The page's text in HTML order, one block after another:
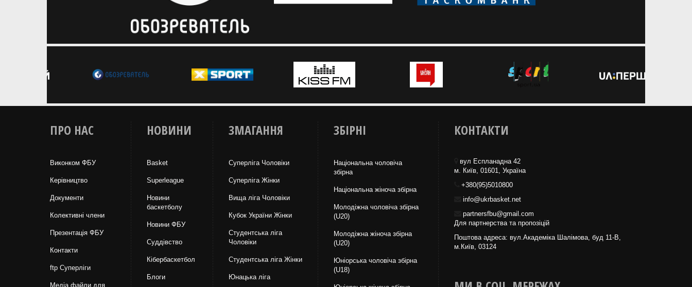
ПРО НАС
Виконком ФБУ
Керівництво
Документи
Колективні члени
Презентація ФБУ
Контакти
ftp Суперліги
Медіа файли для
НОВИНИ
Basket
Superleague
Новини
баскетболу
Новини ФБУ
Суддівство
Кібербаскетбол
Блоги
ЗМАГАННЯ
Суперліга Чоловіки
Суперліга Жінки
Вища лiга Чоловіки
Кубок України Жінки
Студентська ліга
Чоловiки
Студентська ліга Жінки
Юнацька ліга
ЗБІРНІ
Національна чоловіча
збірна
Національна жiноча збірна
Молодіжна чоловіча збірна
(U20)
Молодіжна жіноча збірна
(U20)
Юніорська чоловіча збірна
(U18)
КОНТАКТИ
вул Еспланадна 42
м. Київ, 01601, Україна
+380(95)5010800
info@ukrbasket.net
partnersfbu@gmail.com
Для партнерства та пропозіцій
Поштова адреса: вул.Академіка Шалімова, буд 11-В,
м.Київ, 03124